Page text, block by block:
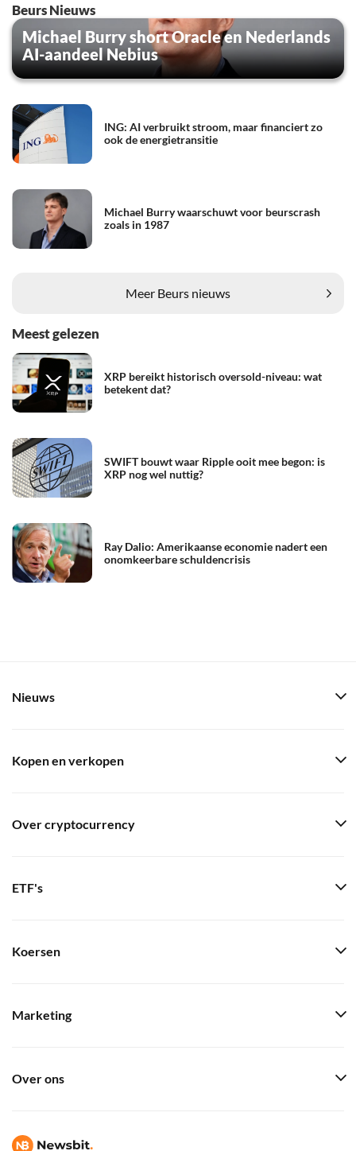
Beurs Nieuws
Michael Burry short Oracle en Nederlands
AI-aandeel Nebius
ING: AI verbruikt stroom, maar financiert zo
ook de energietransitie
Michael Burry waarschuwt voor beurscrash
zoals in 1987
Meer Beurs nieuws
Meest gelezen
XRP bereikt historisch oversold-niveau: wat
betekent dat?
SWIFT bouwt waar Ripple ooit mee begon: is
XRP nog wel nuttig?
Ray Dalio: Amerikaanse economie nadert een
onomkeerbare schuldencrisis
Nieuws
Kopen en verkopen
Over cryptocurrency
ETF's
Koersen
Marketing
Over ons